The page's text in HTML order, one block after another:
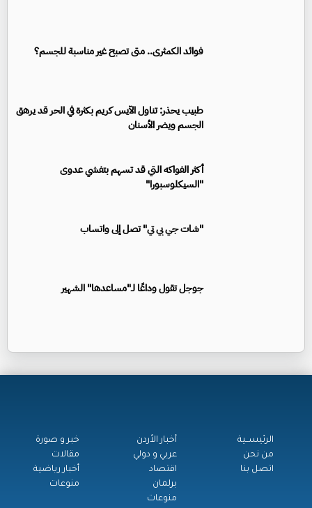
فوائد الكمثرى.. متى تصبح غير مناسبة للجسم؟
طبيب يحذر: تناول الآيس كريم بكثرة في الحر قد يرهق
الجسم ويضر الأسنان
أكثر الفواكه التي قد تسهم بتفشي عدوى
"السيكلوسبورا"
"شات جي بي تي" تصل إلى واتساب
جوجل تقول وداعًا لـ"مساعدها" الشهير
الرئيســية
من نحن
اتصل بنا
أخبار الأردن
عربي و دولي
اقتصاد
برلمان
منوعات
خبر و صورة
مقالات
أخبار رياضية
منوعات